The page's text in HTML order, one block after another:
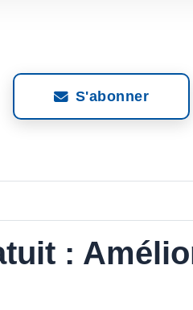
S'abonner
: